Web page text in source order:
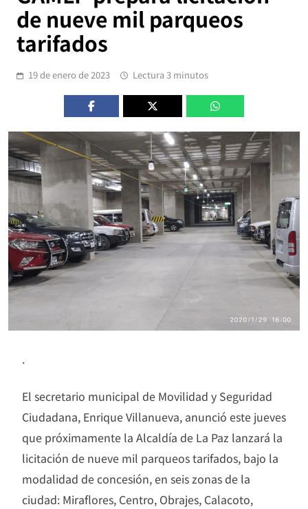
de nueve mil parqueos
tarifados
19 de enero de 2023 Lectura 3 minutos
.
El secretario municipal de Movilidad y Seguridad
Ciudadana, Enrique Villanueva, anunció este jueves
que próximamente la Alcaldía de La Paz lanzará la
licitación de nueve mil parqueos tarifados, bajo la
modalidad de concesión, en seis zonas de la
ciudad: Miraflores, Centro, Obrajes, Calacoto,